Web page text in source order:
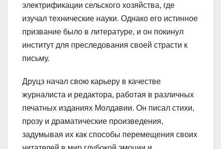
электрификации сельского хозяйства, где
изучал технические науки. Однако его истинное
призвание было в литературе, и он покинул
институт для преследования своей страсти к
письму.
Друцэ начал свою карьеру в качестве
журналиста и редактора, работая в различных
печатных изданиях Молдавии. Он писал стихи,
прозу и драматические произведения,
задумывая их как способы перемещения своих